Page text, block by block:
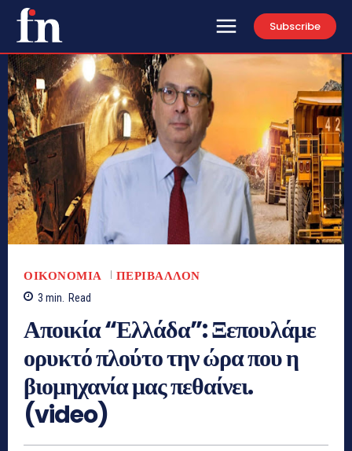
Subscribe
ΟΙΚΟΝΟΜΙΑ ΠΕΡΙΒΑΛΛΟΝ
3 min. Read
Αποικία “Ελλάδα”: Ξεπουλάμε
ορυκτό πλούτο την ώρα που η
βιομηχανία μας πεθαίνει.
(video)